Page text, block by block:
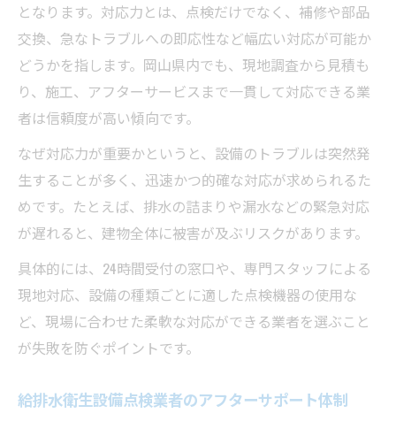
となります。対応力とは、点検だけでなく、補修や部品
交換、急なトラブルへの即応性など幅広い対応が可能か
どうかを指します。岡山県内でも、現地調査から見積も
り、施工、アフターサービスまで一貫して対応できる業
者は信頼度が高い傾向です。
なぜ対応力が重要かというと、設備のトラブルは突然発
生することが多く、迅速かつ的確な対応が求められるた
めです。たとえば、排水の詰まりや漏水などの緊急対応
が遅れると、建物全体に被害が及ぶリスクがあります。
具体的には、24時間受付の窓口や、専門スタッフによる
現地対応、設備の種類ごとに適した点検機器の使用な
ど、現場に合わせた柔軟な対応ができる業者を選ぶこと
が失敗を防ぐポイントです。
給排水衛生設備点検業者のアフターサポート体制